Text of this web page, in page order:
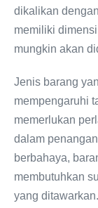
dikalikan
memiliki
mungkin akan
Jenis barang
mempengaruhi
memerlukan
dalam
berbahaya,
membutuhkan
yang